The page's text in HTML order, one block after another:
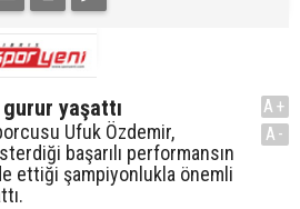
yaşattı
Ufuk Özdemir,
başarılı performansın
ettiği şampiyonlukla önemli
A+
A-